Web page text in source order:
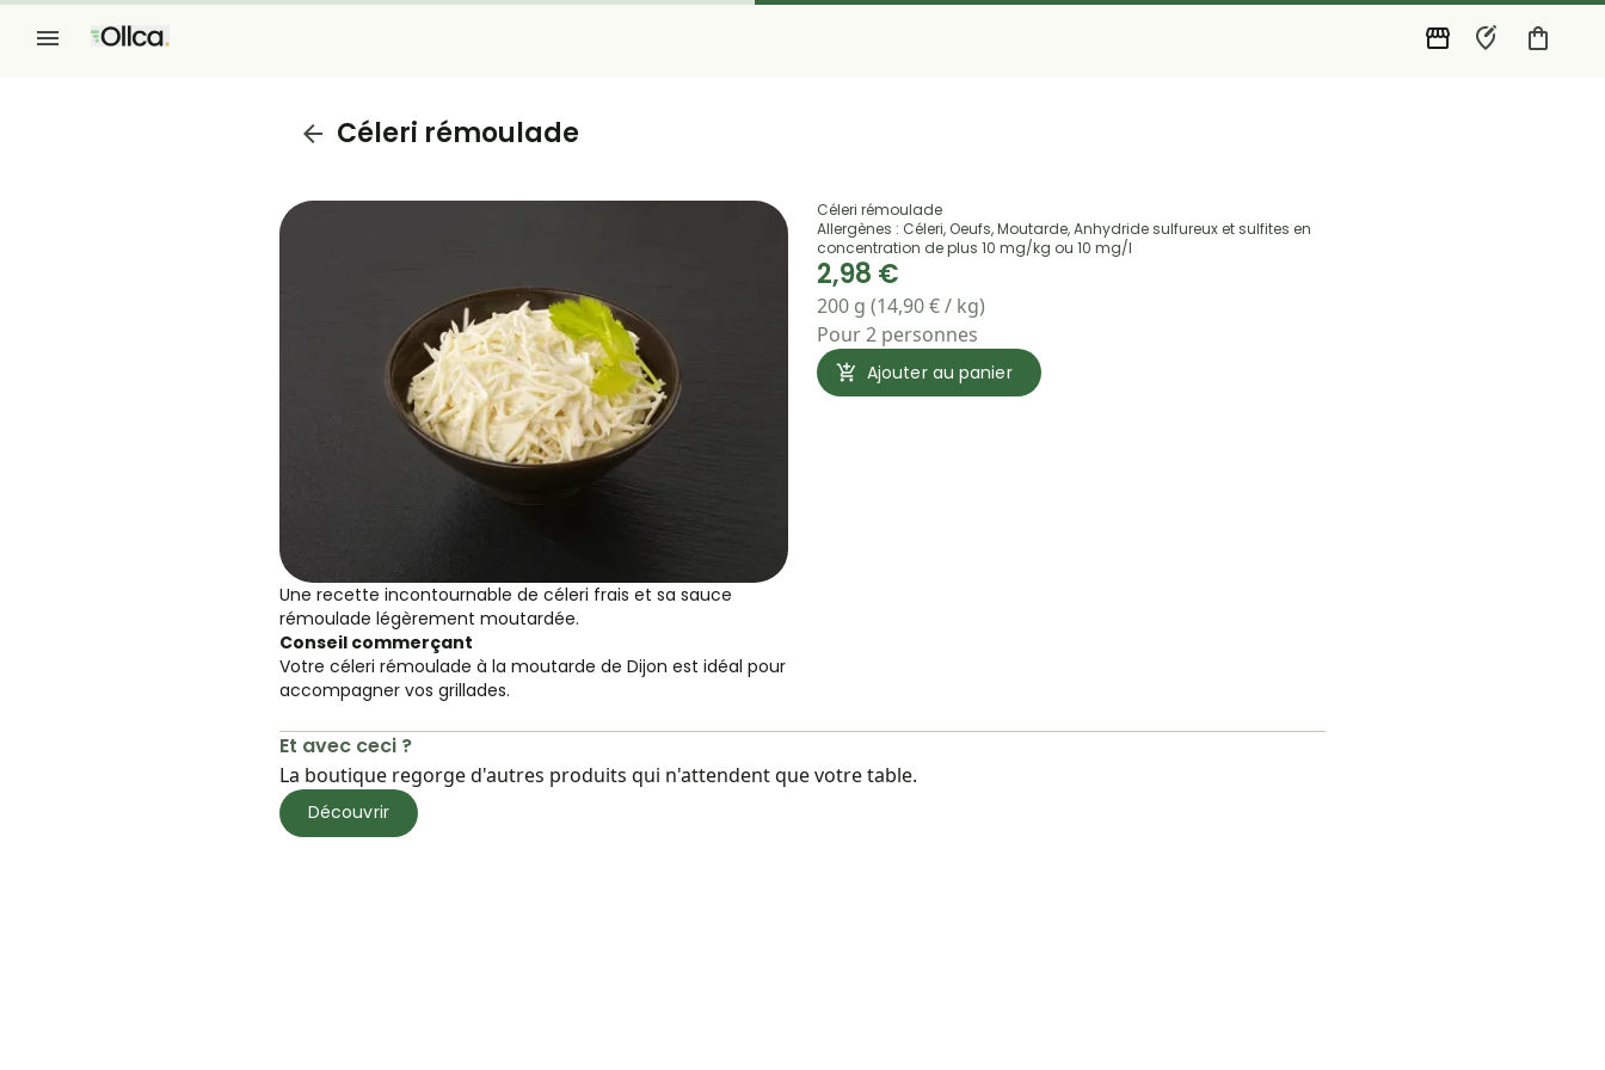
Céleri rémoulade
Une recette incontournable de céleri frais et sa sauce
rémoulade légèrement moutardée.
Conseil commerçant
Votre céleri rémoulade à la moutarde de Dijon est idéal pour
accompagner vos grillades.
Céleri rémoulade
Allergènes : Céleri, Oeufs, Moutarde, Anhydride sulfureux et sulfites en
concentration de plus 10 mg/kg ou 10 mg/l
2,98 €
200 g (14,90 € / kg)
Pour 2 personnes
Ajouter au panier
Et avec ceci ?
La boutique regorge d'autres produits qui n'attendent que votre table.
Découvrir